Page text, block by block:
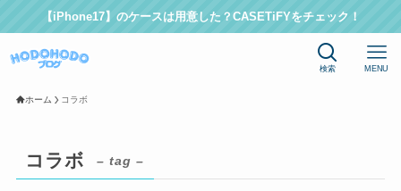
【iPhone17】のケースは用意した？CASETiFYをチェック！
検索 MENU
ホーム コラボ
コラボ – tag –